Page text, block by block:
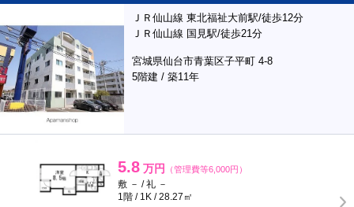
ＪＲ仙山線 東北福祉大前駅/徒歩12分
ＪＲ仙山線 国見駅/徒歩21分
宮城県仙台市青葉区子平町 4-8
5階建 / 築11年
5.8 万円 （管理費等6,000円）
敷 － / 礼 －
1階 / 1K / 28.27㎡